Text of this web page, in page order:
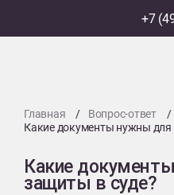
+7
Главная
Вопрос-ответ
Какие документы нужны для
Какие
защиты в суде?